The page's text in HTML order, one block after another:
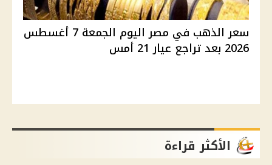
سعر الذهب في مصر اليوم الجمعة 7 أغسطس
2026 بعد تراجع عيار 21 أمس
الأكثر قراءة